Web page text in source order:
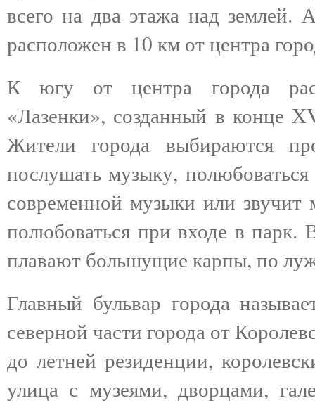
всего на два этажа над землей.
расположен в 10 км от центра
К югу от центра города
«Лазенки», созданный в конце
Жители города выбираются
послушать музыку,
современной музыки или
полюбоваться при входе в парк.
плавают большущие карпы, по
Главный бульвар города
северной части города от
до летней резиденции,
улица с музеями, дворцами,